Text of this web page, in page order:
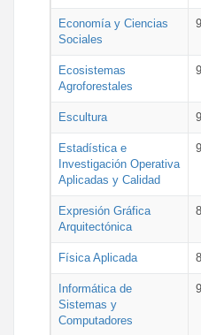
Economía y Ciencias
Sociales
Ecosistemas
Agroforestales
Escultura
Estadística e
Investigación Operativa
Aplicadas y Calidad
Expresión Gráfica
Arquitectónica
Física Aplicada
Informática de
Sistemas y
Computadores